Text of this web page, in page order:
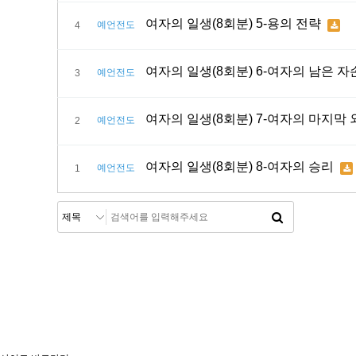
4 예언전도 여자의 일생(8회분) 5-용의 전략
3 예언전도 여자의 일생(8회분) 6-여자의 남은 자
2 예언전도 여자의 일생(8회분) 7-여자의 마지막
1 예언전도 여자의 일생(8회분) 8-여자의 승리